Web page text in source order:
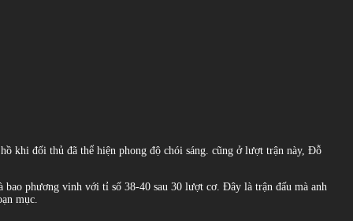
khi đối thủ đã thể hiện phong độ chói sáng. cũng ở lượt trận này, Đỗ
phương vinh với tỉ số 38-40 sau 30 lượt cơ. Đây là trận đấu mà anh
mục.